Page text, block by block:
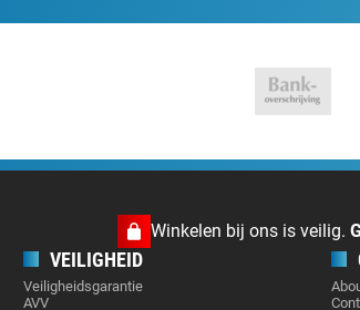
Winkelen bij ons is veilig.
VEILIGHEID
Veiligheidsgarantie
AVV